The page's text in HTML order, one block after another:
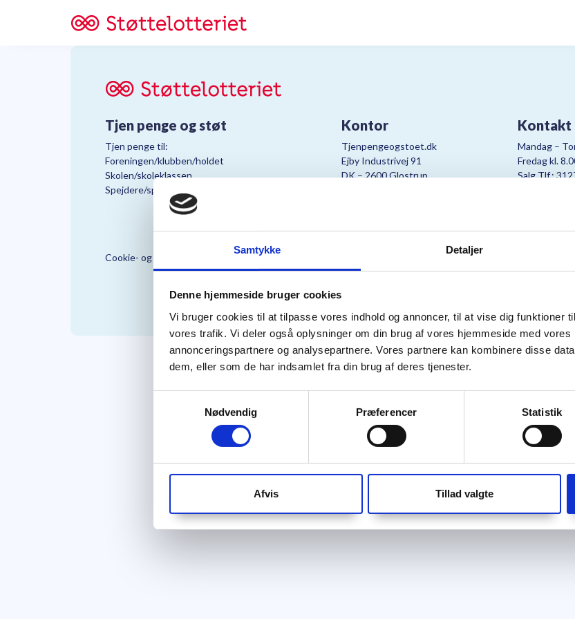
Samtykke Detaljer
Denne hjemmeside bruger cookies
Vi bruger cookies til at tilpasse vores indhold og annoncer, til at vise dig funktioner
vores trafik. Vi deler også oplysninger om din brug af vores hjemmeside med vores
annonceringspartnere og analysepartnere. Vores partnere kan kombinere disse
dem, eller som de har indsamlet fra din brug af deres tjenester.
Nødvendig
Præferencer Statistik
Afvis Tillad valgte
Tjen penge og støt
Tjen penge til:
Foreningen/klubben/holdet
Skolen/skoleklassen
Spejdere/spejdergruppen/FDF’ere, m.fl.
Kontor
Tjenpengeogstoet.dk
Ejby Industrivej 91
DK – 2600 Glostrup
Kontakt
Mandag –
Fredag kl.
Salg Tlf.:
Cookie- og Persondatapolitik